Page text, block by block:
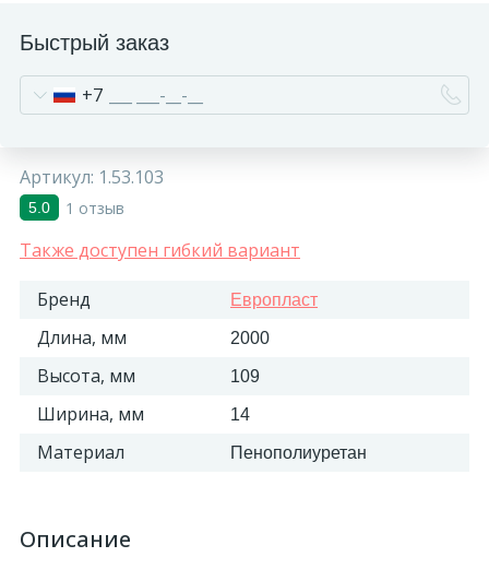
Быстрый заказ
+7
Артикул: 1.53.103
5.0 1 отзыв
Также доступен гибкий вариант
Бренд Европласт
Длина, мм 2000
Высота, мм 109
Ширина, мм 14
Материал Пенополиуретан
Описание